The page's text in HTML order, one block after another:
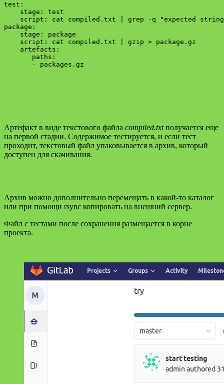
test:
    stage: test
script: cat compiled.txt | grep -q "expected
package:
    stage: package
    script: cat compiled.txt | gzip > package.gz
    artefacts:
       paths:
       - packages.gz
Артефакт в виде текстового файла compiled.txtполучается еще
на первой стадии. Содержимое тестируется, и если тест
проходит, текстовый файл упаковывается в архив, который
доступен для скачивания.
Архив можно дополнительно перемещать в какой-то каталог
или при помощи rsync копировать на внешний сервер.
Файл с тестами после сохранения размещается в корне
проекта.